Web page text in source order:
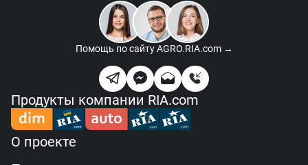
Помощь по сайтуAGRO.RIA.com →
Продукты компании RIA.com
О проекте